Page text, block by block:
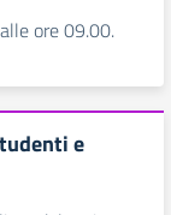
ore 09.00.
e